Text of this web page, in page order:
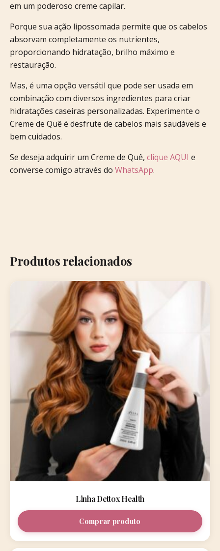
em um poderoso creme capilar.
Porque sua ação lipossomada permite que os cabelos
absorvam completamente os nutrientes,
proporcionando hidratação, brilho máximo e
restauração.
Mas, é uma opção versátil que pode ser usada em
combinação com diversos ingredientes para criar
hidratações caseiras personalizadas. Experimente o
Creme de Quê é desfrute de cabelos mais saudáveis e
bem cuidados.
Se deseja adquirir um Creme de Quê, clique AQUI e
converse comigo através do WhatsApp.
Produtos relacionados
Linha Dettox Health
Comprar produto